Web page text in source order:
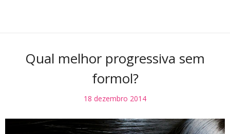
Qual melhor progressiva sem
formol?
18 dezembro 2014